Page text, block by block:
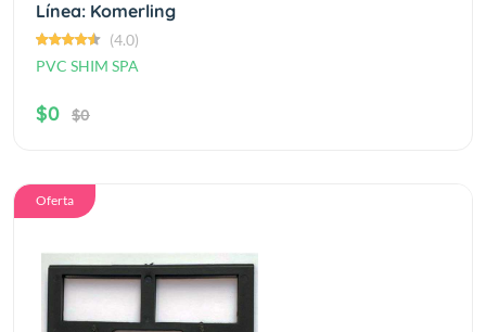
Línea: Komerling
(4.0)
PVC SHIM SPA
$0 $0
Oferta